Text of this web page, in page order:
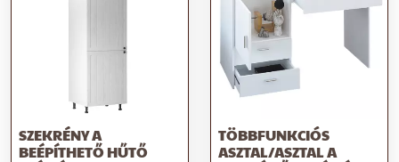
SZEKRÉNY A
BEÉPÍTHETŐ HŰTŐ
TÖBBFUNKCIÓS
ASZTAL/ASZTAL A